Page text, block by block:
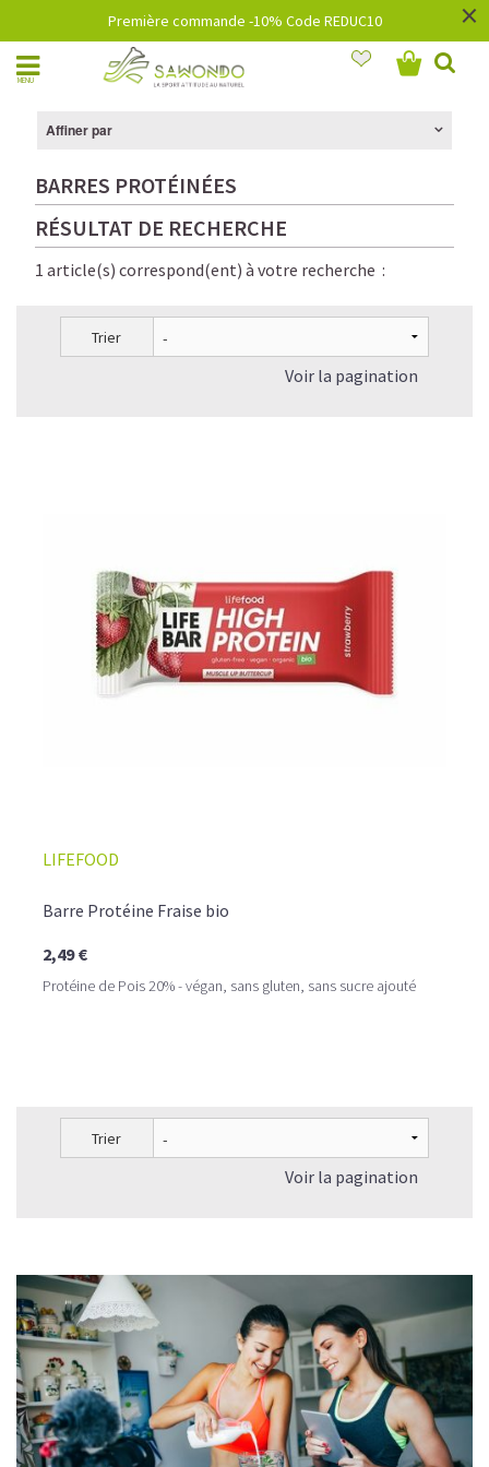
Première commande -10% Code REDUC10 ×
MENU
Affiner par
BARRES PROTÉINÉES
RÉSULTAT DE RECHERCHE
1 article(s) correspond(ent) à votre recherche :
Trier
Voir la pagination
LIFEFOOD
Barre Protéine Fraise bio
2,49 €
Protéine de Pois 20% - végan, sans gluten, sans sucre ajouté
Trier
Voir la pagination